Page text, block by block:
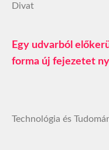
Divat
Egy udvarból
forma új fejezetet
Technológia és